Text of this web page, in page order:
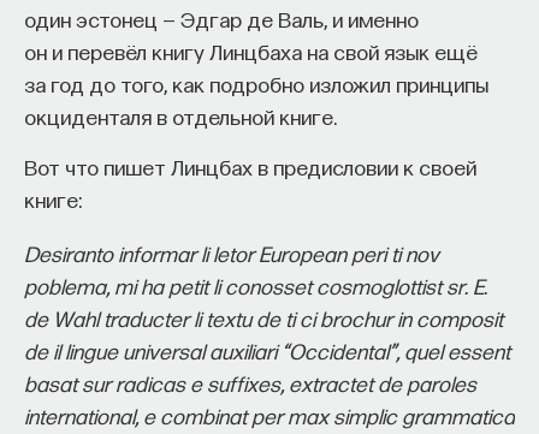
один эстонец — Эдгар де Валь, и именно
он и перевёл книгу Линцбаха на свой язык ещё
за год до того, как подробно изложил принципы
окциденталя в отдельной книге.
Вот что пишет Линцбах в предисловии к своей
книге:
Desiranto informar li letor European peri ti nov
poblema, mi ha petit li conosset cosmoglottist sr. E.
de Wahl traducter li textu de ti ci brochur in composit
de il lingue universal auxiliari “Occidental”, quel essent
basat sur radicas e suffixes, extractet de paroles
international, e combinat per max simplic grammatica